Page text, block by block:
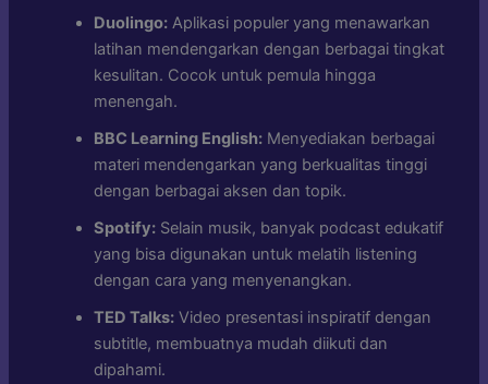
Duolingo: Aplikasi populer yang menawarkan
latihan mendengarkan dengan berbagai tingkat
kesulitan. Cocok untuk pemula hingga
menengah.
BBC Learning English: Menyediakan berbagai
materi mendengarkan yang berkualitas tinggi
dengan berbagai aksen dan topik.
Spotify: Selain musik, banyak podcast edukatif
yang bisa digunakan untuk melatih listening
dengan cara yang menyenangkan.
TED Talks: Video presentasi inspiratif dengan
subtitle, membuatnya mudah diikuti dan
dipahami.